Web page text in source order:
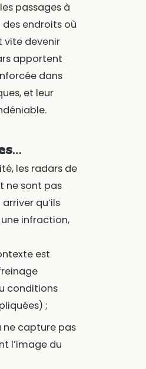
passages à
endroits où
vite devenir
apportent
dans
et leur
les radars de
ne sont pas
qu’ils
infraction,
est
conditions
;
ne capture pas
l’image du